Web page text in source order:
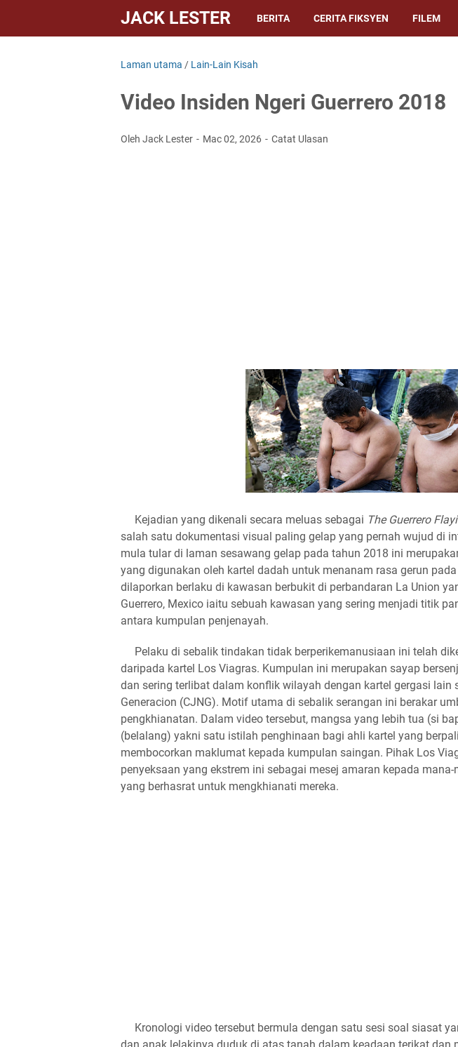
JACK LESTER BERITA CERITA FIKSYEN FILEM
Laman utama / Lain-Lain Kisah
Video Insiden Ngeri Guerrero 2018
Oleh Jack Lester Mac 02, 2026 Catat Ulasan
Kejadian yang dikenali secara meluas sebagai The Guerrero
salah satu dokumentasi visual paling gelap yang pernah wujud di
mula tular di laman sesawang gelap pada tahun 2018 ini
yang digunakan oleh kartel dadah untuk menanam rasa gerun
dilaporkan berlaku di kawasan berbukit di perbandaran La Union
Guerrero, Mexico iaitu sebuah kawasan yang sering menjadi titik
antara kumpulan penjenayah.
Pelaku di sebalik tindakan tidak berperikemanusiaan ini telah
daripada kartel Los Viagras. Kumpulan ini merupakan sayap
dan sering terlibat dalam konflik wilayah dengan kartel gergasi lain
Generacion (CJNG). Motif utama di sebalik serangan ini berakar
pengkhianatan. Dalam video tersebut, mangsa yang lebih tua (si
(belalang) yakni satu istilah penghinaan bagi ahli kartel yang
membocorkan maklumat kepada kumpulan saingan. Pihak Los
penyeksaan yang ekstrem ini sebagai mesej amaran kepada
yang berhasrat untuk mengkhianati mereka.
Kronologi video tersebut bermula dengan satu sesi soal siasat